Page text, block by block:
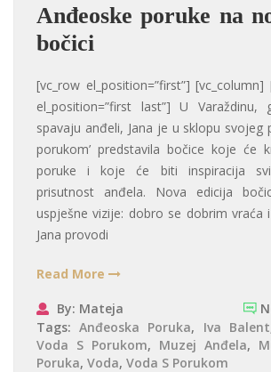
Anđeoske poruke na
bočici
[vc_row el_position=”first”] [vc_column]
el_position=”first last”] U
spavaju anđeli, Jana je u sklopu svojeg
porukom’ predstavila bočice koje će
poruke i koje će biti inspiracija
prisutnost anđela. Nova edicija
uspješne vizije: dobro se dobrim vraća
Jana provodi
Read More
By: Mateja
Tags:Anđeoska Poruka, Iva Balent
Voda S Porukom, Muzej Anđela,
Poruka, Voda, Voda S Porukom